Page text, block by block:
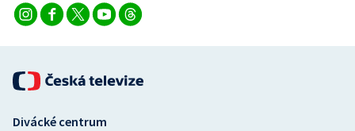
Divácké centrum